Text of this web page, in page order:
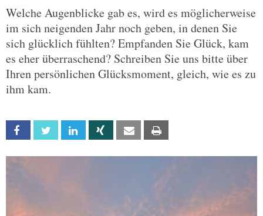
Welche Augenblicke gab es, wird es möglicherweise
im sich neigenden Jahr noch geben, in denen Sie
sich glücklich fühlten? Empfanden Sie Glück, kam
es eher überraschend? Schreiben Sie uns bitte über
Ihren persönlichen Glücksmoment, gleich, wie es zu
ihm kam.
Facebook Twitter Linkedin Xing Email